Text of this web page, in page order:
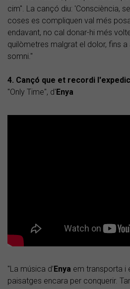
cim". La cançó diu: 'Consciència,
coses es compliquen val més
endavant, no cal donar-hi més
quilòmetres malgrat el dolor, fins
somni."
4. Cançó que et recordi
"Only Time", d'Enya
"La música d’Enya em transporta i
paisatges encara per conquerir.